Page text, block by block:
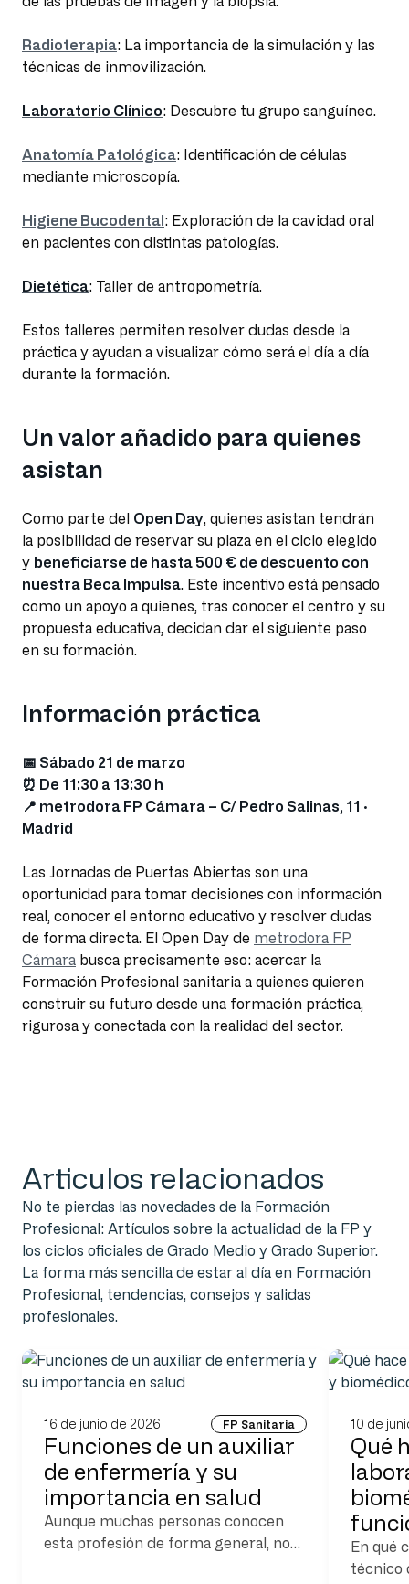
Radioterapia: La importancia de la simulación y las
técnicas de inmovilización.
Laboratorio Clínico: Descubre tu grupo sanguíneo.
Anatomía Patológica: Identificación de células
mediante microscopía.
Higiene Bucodental: Exploración de la cavidad oral
en pacientes con distintas patologías.
Dietética: Taller de antropometría.
Estos talleres permiten resolver dudas desde la
práctica y ayudan a visualizar cómo será el día a día
durante la formación.
Un valor añadido para quienes
asistan
Como parte del Open Day, quienes asistan tendrán
la posibilidad de reservar su plaza en el ciclo elegido
y beneficiarse de hasta 500 € de descuento con
nuestra Beca Impulsa. Este incentivo está pensado
como un apoyo a quienes, tras conocer el centro y su
propuesta educativa, decidan dar el siguiente paso
en su formación.
Información práctica
📅 Sábado 21 de marzo
⏰ De 11:30 a 13:30 h
📍 metrodora FP Cámara – C/ Pedro Salinas, 11 ·
Madrid
Las Jornadas de Puertas Abiertas son una
oportunidad para tomar decisiones con información
real, conocer el entorno educativo y resolver dudas
de forma directa. El Open Day de metrodora FP
Cámara busca precisamente eso: acercar la
Formación Profesional sanitaria a quienes quieren
construir su futuro desde una formación práctica,
rigurosa y conectada con la realidad del sector.
Articulos relacionados
No te pierdas las novedades de la Formación
Profesional: Artículos sobre la actualidad de la FP y
los ciclos oficiales de Grado Medio y Grado Superior.
La forma más sencilla de estar al día en Formación
Profesional, tendencias, consejos y salidas
profesionales.
16 de junio de 2026 FP Sanitaria
Funciones de un auxiliar
de enfermería y su
importancia en salud
Aunque muchas personas conocen
esta profesión de forma general, no
10 de
Qué
En qué
técnico